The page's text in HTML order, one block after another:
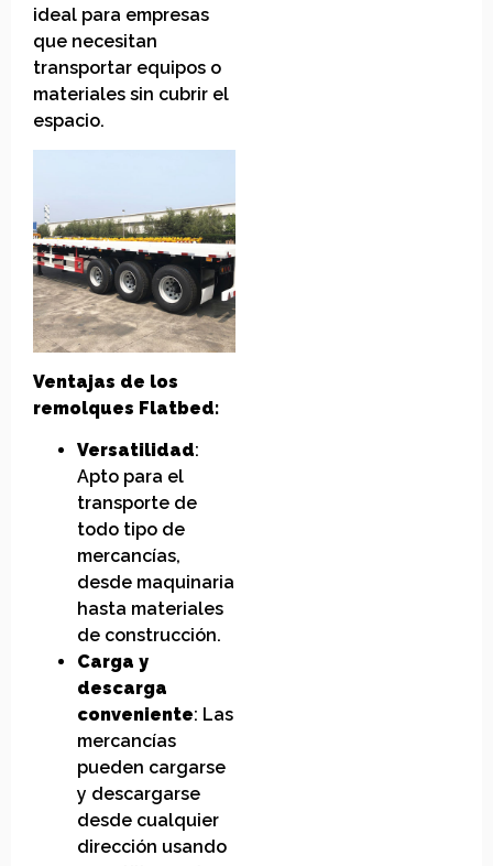
ideal para empresas
que necesitan
transportar equipos o
materiales sin cubrir el
espacio.
Ventajas de los
remolques Flatbed:
Versatilidad:
Apto para el
transporte de
todo tipo de
mercancías,
desde maquinaria
hasta materiales
de construcción.
Carga y
descarga
conveniente: Las
mercancías
pueden cargarse
y descargarse
desde cualquier
dirección usando